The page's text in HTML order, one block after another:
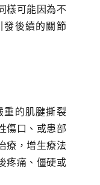
樣可能因為不
發後續的關節
重的肌腱撕裂
傷口、或患部
療，增生療法
疼痛、僵硬或